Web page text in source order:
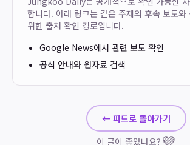
합니다. 아래 링크는 같은 주제의 후속 보도와
위한 출처 확인 경로입니다.
Google News에서 관련 보도 확인
공식 안내와 원자료 검색
← 피드로 돌아가기
이 글이 좋았나요? 💜